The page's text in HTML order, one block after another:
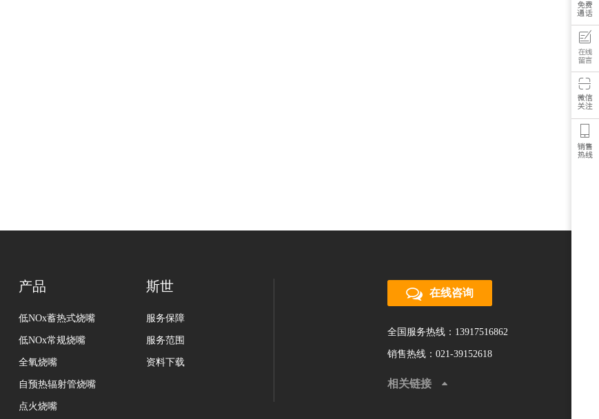
产品
低NOx蓄热式烧嘴
低NOx常规烧嘴
全氧烧嘴
自预热辐射管烧嘴
点火烧嘴
斯世
服务保障
服务范围
资料下载
在线咨询
全国服务热线：13917516862
销售热线：021-39152618
相关链接